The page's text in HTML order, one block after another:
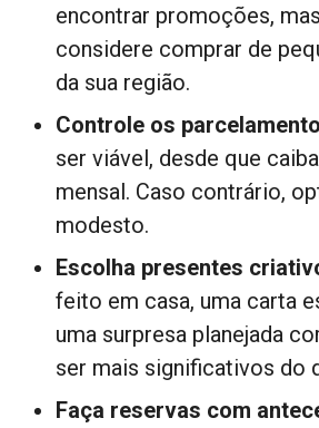
encontrar promoções,
considere comprar de
da sua região.
Controle os
ser viável, desde que
mensal. Caso contrário,
modesto.
Escolha presentes
feito em casa, uma carta
uma surpresa planejada
ser mais significativos do
Faça reservas com